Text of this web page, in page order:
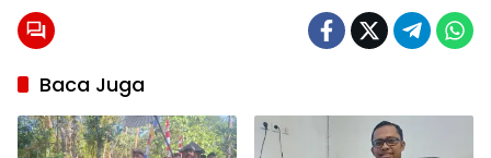
berita
24
jam
berita
purworejo
berita
purworejo
hari ini
Baca Juga